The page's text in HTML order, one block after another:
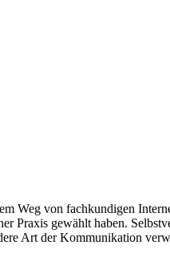
von fachkundigen
gewählt haben.
Art der Kommunikation